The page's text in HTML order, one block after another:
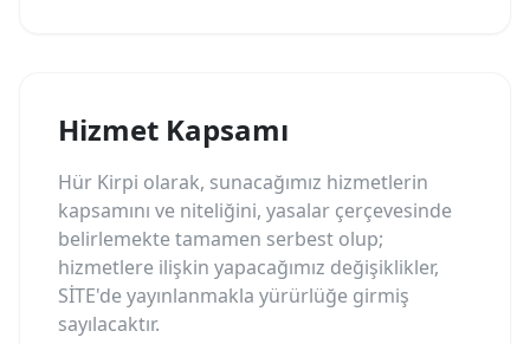
Hizmet Kapsamı
Hür Kirpi olarak, sunacağımız hizmetlerin
kapsamını ve niteliğini, yasalar çerçevesinde
belirlemekte tamamen serbest olup;
hizmetlere ilişkin yapacağımız değişiklikler,
SİTE'de yayınlanmakla yürürlüğe girmiş
sayılacaktır.